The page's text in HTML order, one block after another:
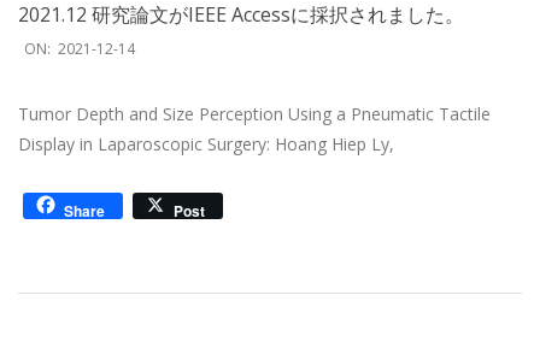
2021.12 研究論文がIEEE Accessに採択されました。
2021-
ON: 2021-12-14
Tumor Depth and Size Perception Using a Pneumatic Tactile
Display in Laparoscopic Surgery: Hoang Hiep Ly,
Share Post